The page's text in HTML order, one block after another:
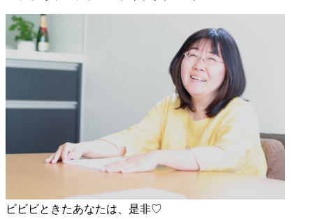
ビビビときたあなたは、是非♡